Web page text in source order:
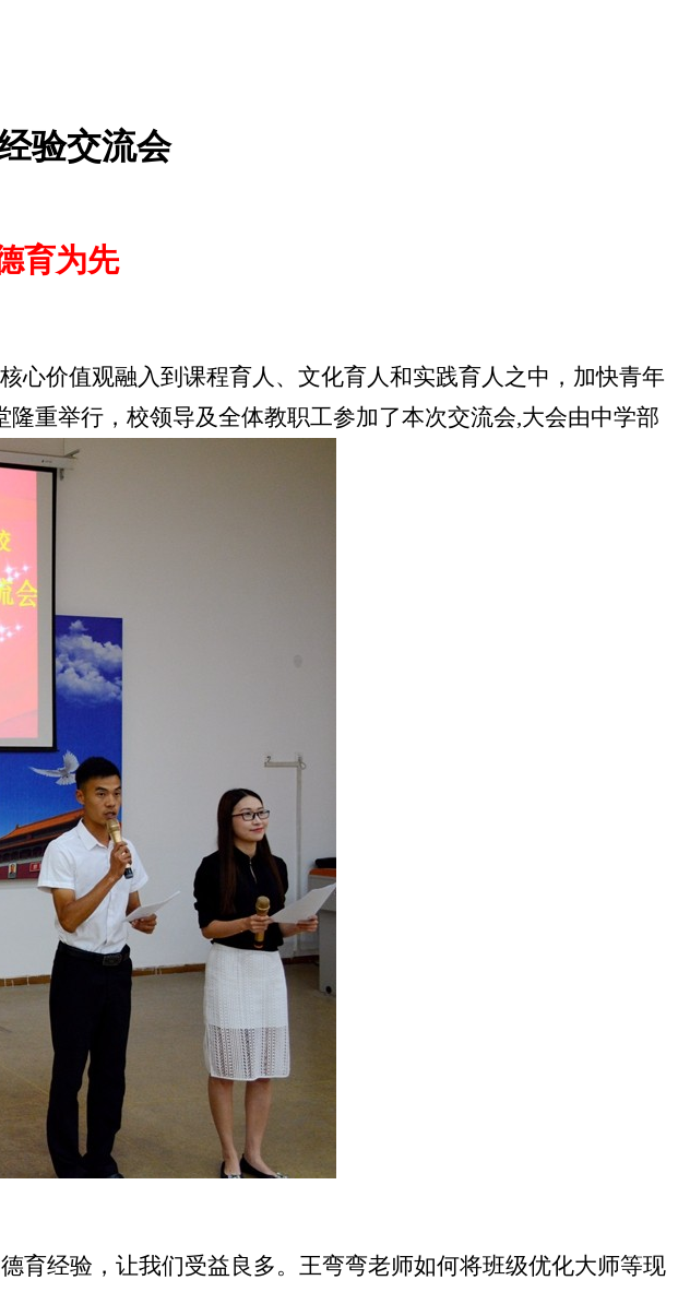
验交流会
育为先
心价值观融入到课程育人、文化育人和实践育人之中，加快青年
隆重举行，校领导及全体教职工参加了本次交流会,大会由中学部
育经验 ，让我们受益良多。王弯弯老师如何将班级优化大师等现